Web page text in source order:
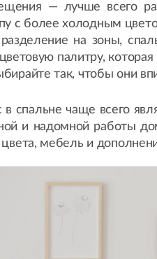
— лучше всего
с более холодным
на зоны,
палитру,
так, чтобы они
спальне чаще всего
и надомной работы
цвета, мебель и